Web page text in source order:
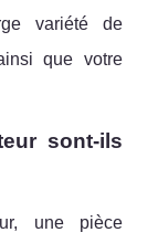
variété de
que votre
sont-ils
une pièce